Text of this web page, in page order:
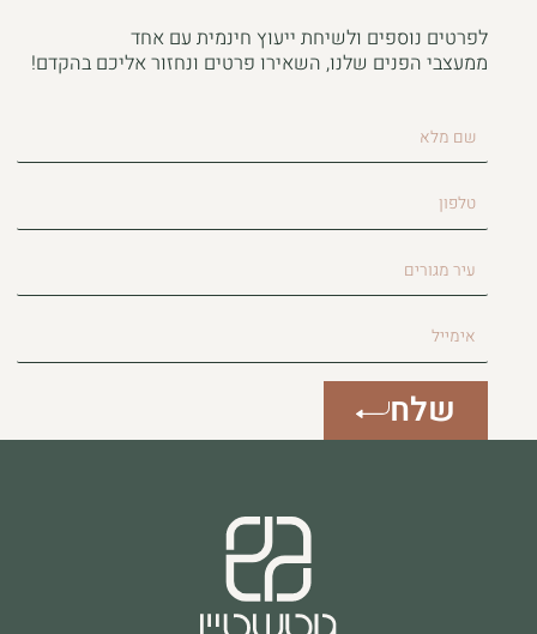
לפרטים נוספים ולשיחת ייעוץ חינמית עם אחד
ממעצבי הפנים שלנו, השאירו פרטים ונחזור אליכם בהקדם!
טלפון
שלח